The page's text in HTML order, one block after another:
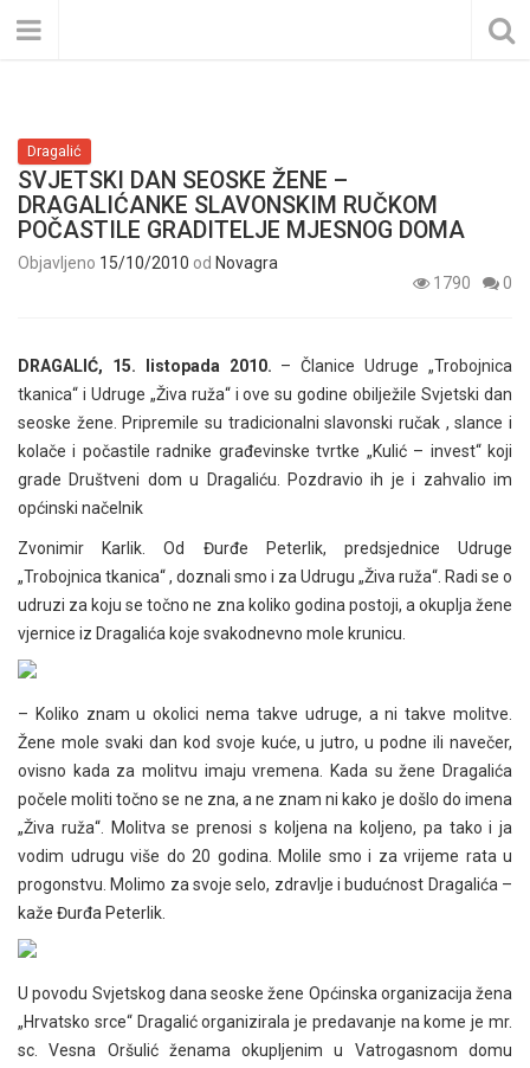
Dragalić
SVJETSKI DAN SEOSKE ŽENE –
DRAGALIĆANKE SLAVONSKIM RUČKOM
POČASTILE GRADITELJE MJESNOG DOMA
Objavljeno 15/10/2010 od Novagra
1790
0
DRAGALIĆ, 15. listopada 2010. – Članice Udruge „Trobojnica
tkanica“ i Udruge „Živa ruža“ i ove su godine obilježile Svjetski dan
seoske žene. Pripremile su tradicionalni slavonski ručak , slance i
kolače i počastile radnike građevinske tvrtke „Kulić – invest“ koji
grade Društveni dom u Dragaliću. Pozdravio ih je i zahvalio im
općinski načelnik
Zvonimir Karlik. Od Đurđe Peterlik, predsjednice Udruge
„Trobojnica tkanica“ , doznali smo i za Udrugu „Živa ruža“. Radi se o
udruzi za koju se točno ne zna koliko godina postoji, a okuplja žene
vjernice iz Dragalića koje svakodnevno mole krunicu.
– Koliko znam u okolici nema takve udruge, a ni takve molitve.
Žene mole svaki dan kod svoje kuće, u jutro, u podne ili navečer,
ovisno kada za molitvu imaju vremena. Kada su žene Dragalića
počele moliti točno se ne zna, a ne znam ni kako je došlo do imena
„Živa ruža“. Molitva se prenosi s koljena na koljeno, pa tako i ja
vodim udrugu više do 20 godina. Molile smo i za vrijeme rata u
progonstvu. Molimo za svoje selo, zdravlje i budućnost Dragalića –
kaže Đurđa Peterlik.
U povodu Svjetskog dana seoske žene Općinska organizacija žena
„Hrvatsko srce“ Dragalić organizirala je predavanje na kome je mr.
sc. Vesna Oršulić ženama okupljenim u Vatrogasnom domu